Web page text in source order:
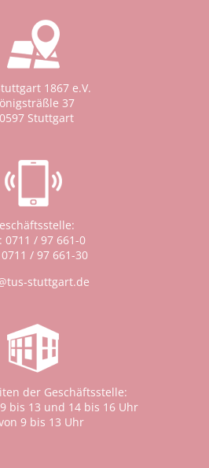
1867 e.V.
37
Stuttgart
0711 / 97 661-0
0711 / 97 661-30
stuttgart.de
der Geschäftsstelle:
bis 13 und 14 bis 16 Uhr
9 bis 13 Uhr